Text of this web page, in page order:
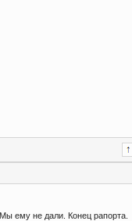
ему не дали. Конец рапорта.